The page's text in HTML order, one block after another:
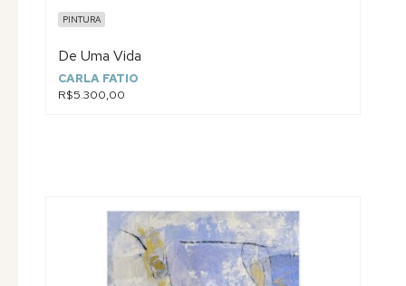
PINTURA
De Uma Vida
CARLA FATIO
R$5.300,00